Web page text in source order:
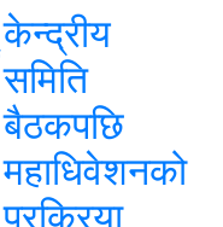
केन्द्रीय
समिति
बैठकपछि
महाधिवेशनको
प्रक्रिया